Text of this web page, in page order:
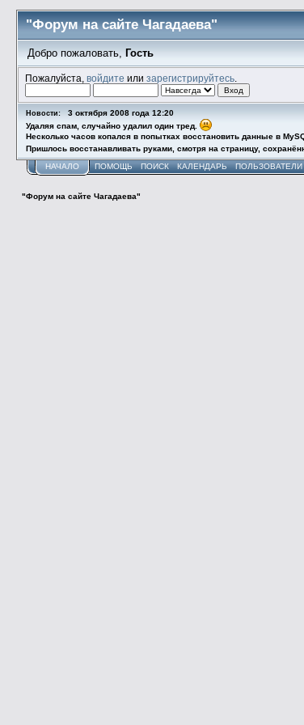
"Форум на сайте Чагадаева"
Добро пожаловать, Гость
Пожалуйста,войдите илизарегистрируйтесь
Новости:
3 октября 2008 года 12:20
Удаляя спам, случайно удалил один тред.
Несколько часов копался в попытках восстановить данные в
Пришлось восстанавливать руками, смотря на страницу,
НАЧАЛО ПОМОЩЬ ПОИСК КАЛЕНДАРЬ ПОЛЬЗОВАТЕЛИ
"Форум на сайте Чагадаева"